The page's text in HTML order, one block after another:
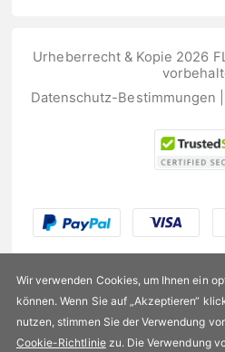
Urheberrecht & Kopie 2026
Datenschutz-Bestimmungen
Wir verwenden Cookies, um Ihnen ein
können. Wenn Sie auf „Akzeptieren“
nutzen, stimmen Sie der Verwendung
Cookie-Richtliniezu. Die Verwendung